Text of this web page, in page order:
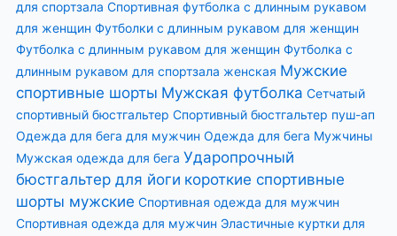
для спортзала Спортивная футболка с длинным рукавом
для женщин Футболки с длинным рукавом для женщин
Футболка с длинным рукавом для женщин Футболка с
длинным рукавом для спортзала женская Мужские
спортивные шорты Мужская футболка Сетчатый
спортивный бюстгальтер Спортивный бюстгальтер пуш-ап
Одежда для бега для мужчин Одежда для бега Мужчины
Мужская одежда для бега Ударопрочный
бюстгальтер для йоги короткие спортивные
шорты мужские Спортивная одежда для мужчин
Спортивная одежда для мужчин Эластичные куртки для